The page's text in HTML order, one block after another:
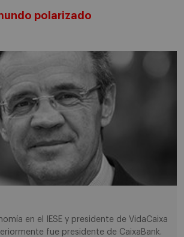
polarizado
en el IESE y presidente de VidaCaixa
fue presidente de CaixaBank.